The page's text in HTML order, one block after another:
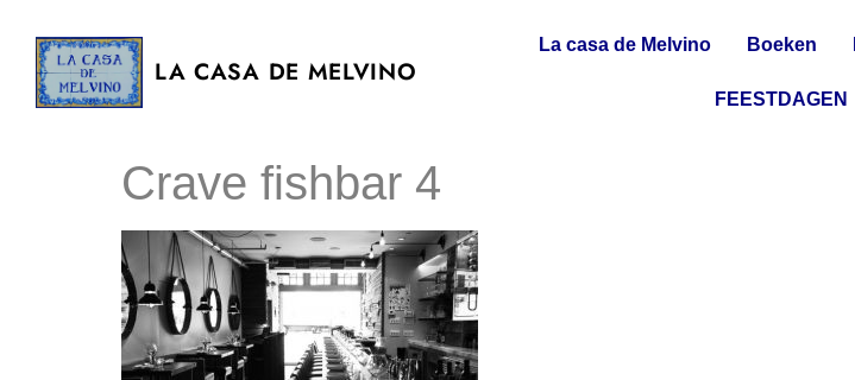
LA CASA DE MELVINO
La casa de Melvino Boeken
FEESTDAGEN
Crave fishbar 4